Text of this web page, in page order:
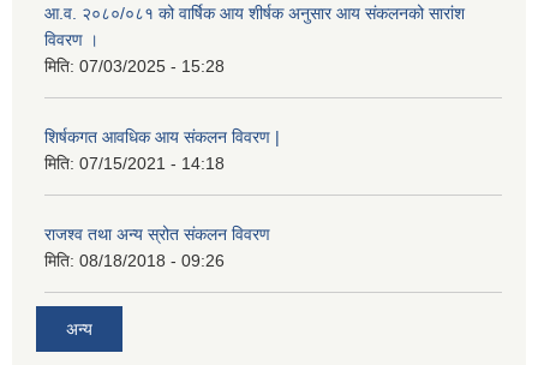
आ.व. २०८०/०८१ को वार्षिक आय शीर्षक अनुसार आय संकलनको सारांश
विवरण ।
मिति: 07/03/2025 - 15:28
शिर्षकगत आवधिक आय संकलन विवरण |
मिति: 07/15/2021 - 14:18
राजश्व तथा अन्य स्रोत संकलन विवरण
मिति: 08/18/2018 - 09:26
अन्य